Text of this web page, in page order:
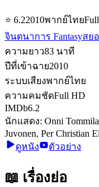
⭐ 6.22010พากย์ไทย
จินตนาการ Fantasyสย
ความยาว83 นาที
ปีที่เข้าฉาย2010
ระบบเสียงพากย์ไทย
ความคมชัดFull HD
IMDb6.2
นักแสดง: Onni
Juvonen, Per Christian
ดูหนัง
ตัวอย่าง
📖 เรื่องย่อ